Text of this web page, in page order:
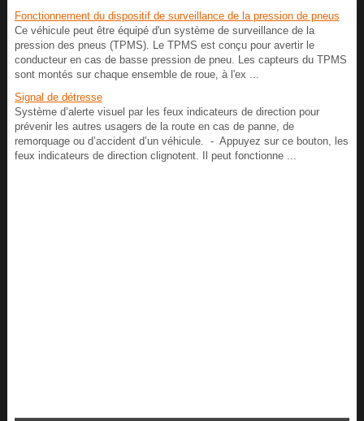
Fonctionnement du dispositif de surveillance de la pression de pneus
Ce véhicule peut être équipé d'un système de surveillance de la
pression des pneus (TPMS). Le TPMS est conçu pour avertir le
conducteur en cas de basse pression de pneu. Les capteurs du TPMS
sont montés sur chaque ensemble de roue, à l'ex ...
Signal de détresse
Système d’alerte visuel par les feux indicateurs de direction pour
prévenir les autres usagers de la route en cas de panne, de
remorquage ou d’accident d’un véhicule. - Appuyez sur ce bouton, les
feux indicateurs de direction clignotent. Il peut fonctionne ...